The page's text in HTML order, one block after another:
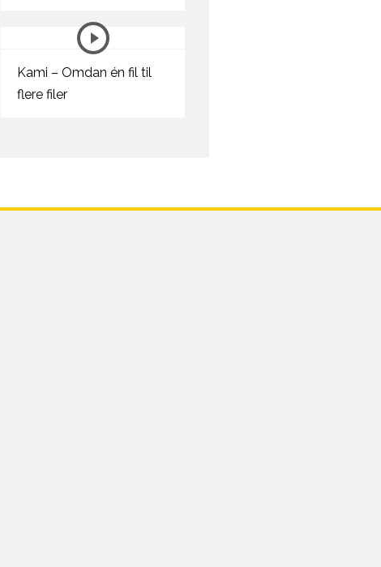
Kami – Omdan én fil til
flere filer